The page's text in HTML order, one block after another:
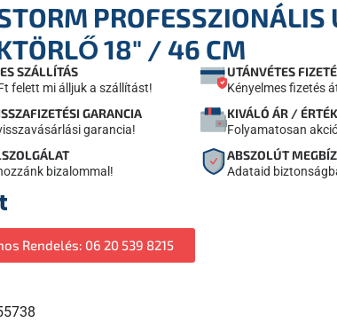
PROFESSZIONÁLIS
18″ / 46 CM
SZÁLLÍTÁS
felett mi álljuk a szállítást!
GARANCIA
garancia!
bizalommal!
UTÁNVÉTES
Kényelmes fizetés
KIVÁLÓ ÁR /
Folyamatosan
ABSZOLÚT
Adataid
Rendelés: 06 20 539 8215